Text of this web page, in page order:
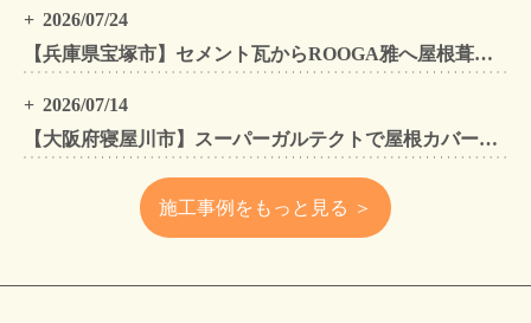
2026/07/24
【兵庫県宝塚市】セメント瓦からROOGA雅へ屋根葺き替え モダングレーで軽量化・外壁塗装も同時施工
2026/07/14
【大阪府寝屋川市】スーパーガルテクトで屋根カバー工法・外壁塗装・雨樋工事｜住まいをトータルリフォームした施工事例
施工事例をもっと見る ＞